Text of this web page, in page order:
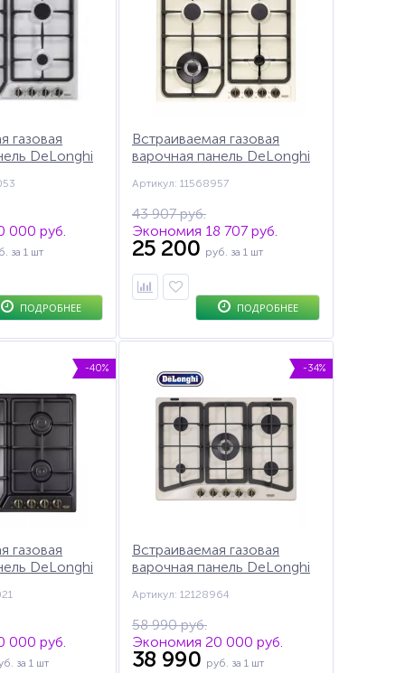
газовая
DeLonghi
чугунные
000 руб.
за 1 шт
ПОДРОБНЕЕ
Встраиваемая газовая
варочная панель DeLonghi
Артикул: 11568957
43 907 руб.
Экономия 18 707 руб.
25 200 руб. за 1 шт
ПОДРОБНЕЕ
-40%
газовая
DeLonghi
(WOK),
контроль
000 руб.
за 1 шт
-34%
Встраиваемая газовая
варочная панель DeLonghi
"тройная корона",
автоподжиг, газ-контроль
Артикул: 12128964
58 990 руб.
Экономия 20 000 руб.
38 990 руб. за 1 шт